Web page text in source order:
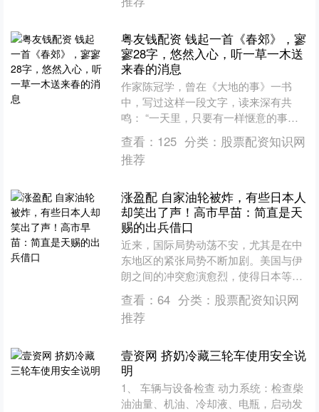
粤友钱配资 钱起一首《春郊》，寥
寥28字，悠然入心，听一草一木送
来春的消息
作家陈冠学，曾在《大地的事》一书
中，写过这样一段文字，读来深有共
鸣： “一天里，只要有一样惬意的事物
入眼或入心，便觉得很满足。惬意的事
物总是有的，或是一片蓝天，....
查看： 125 分类： 股票配资知识网
推荐
涨盈配 自家油轮被炸，有些日本人
却笑出了声！高市早苗：简直是天
赐的出兵借口
近来，国际局势动荡不安，尤其是在中
东地区的紧张局势不断加剧。美国与伊
朗之间的冲突愈演愈烈，使得日本等依
赖中东石油的国家遭受了极大的经济压
力。正如特朗普政府对伊朗....
查看： 64 分类： 股票配资知识网
推荐
壹资网 挤奶冷藏三轮车使用安全说
明
1、 车辆与设备检查 动力系统：检查柴
油油量、机油、冷却液、电瓶，启动发